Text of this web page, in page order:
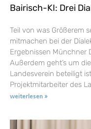
Bairisch-KI: Drei
Teil von was Größerem
mitmachen bei der
Ergebnissen Münchner
Außerdem geht’s um
Landesverein beteiligt
Projektmitarbeiter des
weiterlesen »